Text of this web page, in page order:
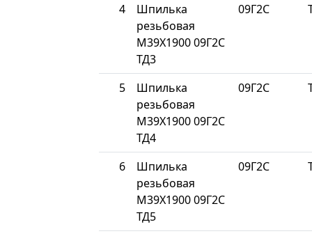
4
Шпилька
резьбовая
М39Х1900 09Г2С
ТД3
09Г2С
5
Шпилька
резьбовая
М39Х1900 09Г2С
ТД4
09Г2С
6
Шпилька
резьбовая
М39Х1900 09Г2С
ТД5
09Г2С